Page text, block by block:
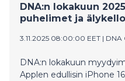
DNA:n lokakuun
puhelimet ja
3.11.2025 08:00:00 EET | DNA
DNA:n lokakuun
Applen edullisin iPhone